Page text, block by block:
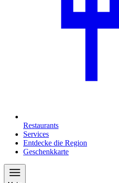
Restaurants
Services
Entdecke die Region
Geschenkkarte